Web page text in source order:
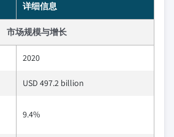
详细信息
市场规模与增长
2020
USD 497.2 billion
9.4%